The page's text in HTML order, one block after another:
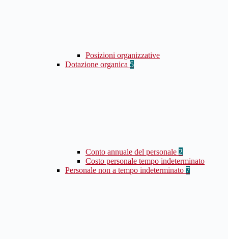
Posizioni organizzative
Dotazione organica 5
Conto annuale del personale 2
Costo personale tempo indeterminato
Personale non a tempo indeterminato 7